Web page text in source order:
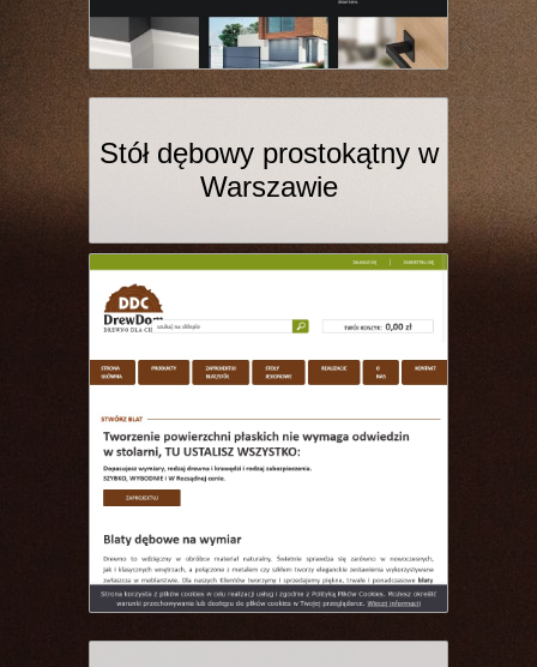
Stół dębowy prostokątny w
Warszawie